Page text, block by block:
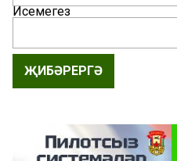
Исемегез
ҖИБӘРЕРГӘ